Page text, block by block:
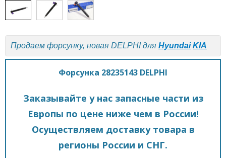
Продаем форсунку, новая DELPHI для Hyundai KIA
Форсунка 28235143 DELPHI
Заказывайте у нас запасные части из
Европы по цене ниже чем в России!
Осуществляем доставку товара в
регионы России и СНГ.